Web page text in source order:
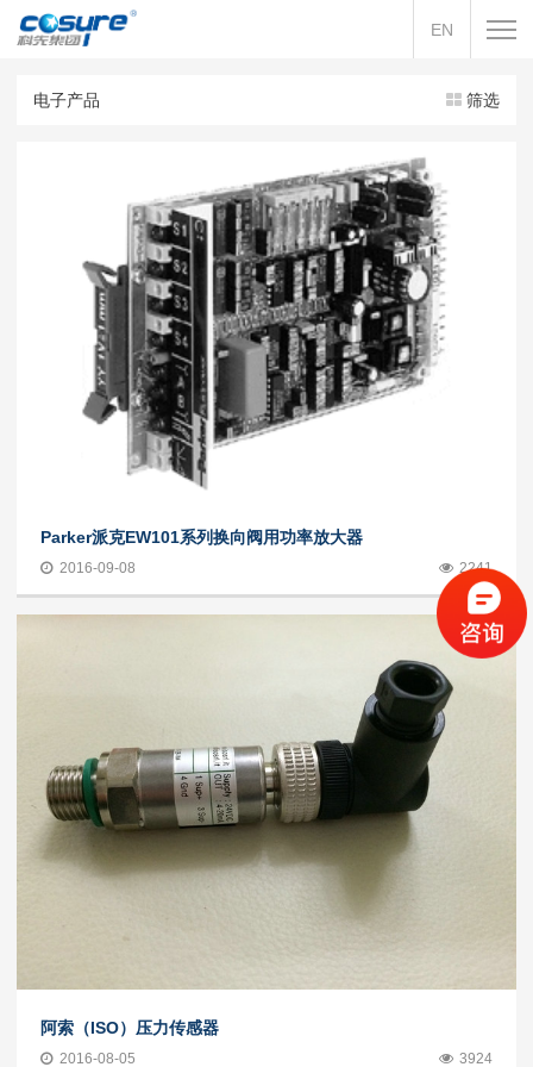
EN
电子产品 筛选
Parker派克EW101系列换向阀用功率放大器
2016-09-08 2241
阿索（ISO）压力传感器
2016-08-05 3924